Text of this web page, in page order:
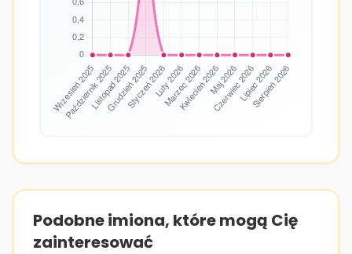
Podobne imiona, które mogą Cię
zainteresować